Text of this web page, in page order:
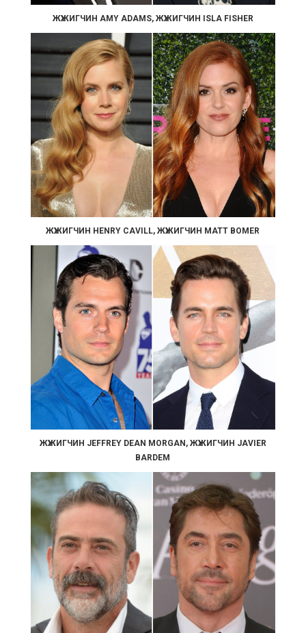
ЖҮЖИГЧИН AMY ADAMS, ЖҮЖИГЧИН ISLA FISHER
ЖҮЖИГЧИН HENRY CAVILL, ЖҮЖИГЧИН MATT BOMER
ЖҮЖИГЧИН JEFFREY DEAN MORGAN, ЖҮЖИГЧИН JAVIER
BARDEM